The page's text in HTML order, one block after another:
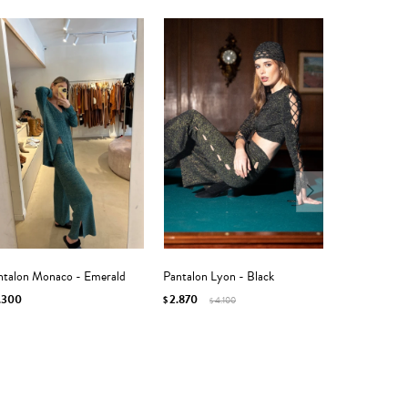
Monaco - Emerald Pantalon Lyon - Black
$2.870 $4.100